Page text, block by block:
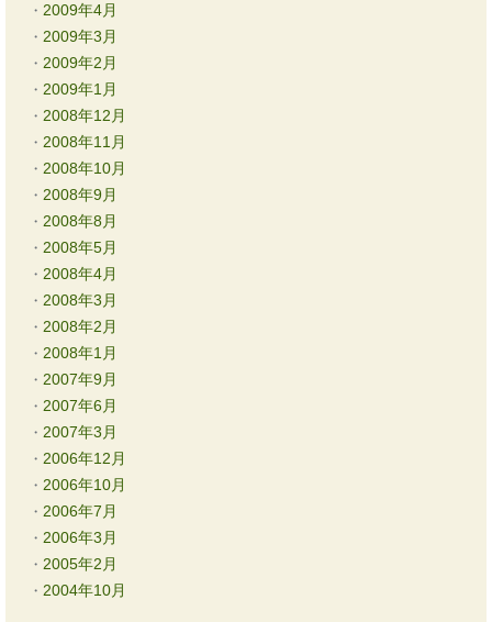
2009年4月
2009年3月
2009年2月
2009年1月
2008年12月
2008年11月
2008年10月
2008年9月
2008年8月
2008年5月
2008年4月
2008年3月
2008年2月
2008年1月
2007年9月
2007年6月
2007年3月
2006年12月
2006年10月
2006年7月
2006年3月
2005年2月
2004年10月